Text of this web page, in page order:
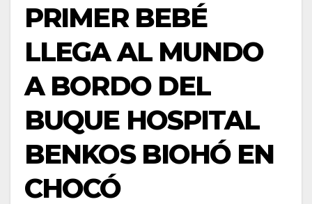
PRIMER BEBÉ
LLEGA AL MUNDO
A BORDO DEL
BUQUE HOSPITAL
BENKOS BIOHÓ EN
CHOCÓ